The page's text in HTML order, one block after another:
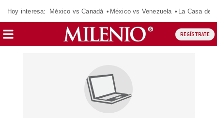
Hoy interesa: México vs Canadá México vs Venezuela La Casa de
REGÍSTRATE